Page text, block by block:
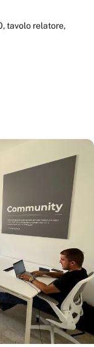
tavolo relatore,